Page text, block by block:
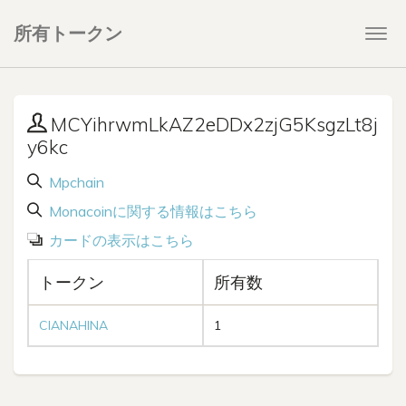
所有トークン
MCYihrwmLkAZ2eDDx2zjG5KsgzLt8j
y6kc
Mpchain
Monacoinに関する情報はこちら
カードの表示はこちら
トークン 所有数
CIANAHINA 1